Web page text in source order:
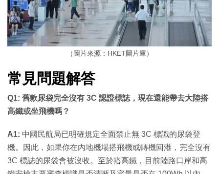
（圖片來源：HKET圖片庫）
常見問題解答
Q1: 舊款尿袋完全沒有 3C 認證標誌，現在還能帶去大陸搭
高鐵或坐飛機嗎？
A1: 中國民航局已明確規定全面禁止無 3C 標識的尿袋登
機。因此，如果你在內地機場搭飛機或轉機回港，完全沒有
3C 標誌的尿袋會被沒收。至於搭高鐵，目前陸路口岸和高